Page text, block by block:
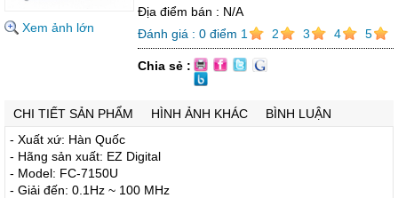
Xem ảnh lớn
Địa điểm bán : N/A
Đánh giá : 0 điểm 1 2 3 4 5
Chia sẻ :
CHI TIẾT SẢN PHẨM HÌNH ẢNH KHÁC
BÌNH LUẬN
- Xuất xứ: Hàn Quốc
- Hãng sản xuất: EZ Digital
- Model: FC-7150U
- Giải đến: 0.1Hz ~ 100 MHz